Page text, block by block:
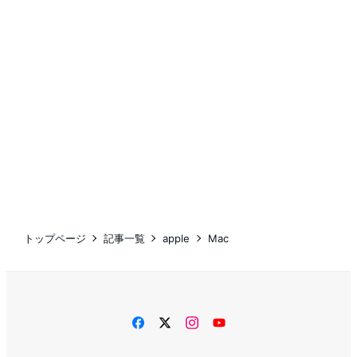
トップページ 記事一覧 apple Mac
facebooktwitterinstagram
YouTube